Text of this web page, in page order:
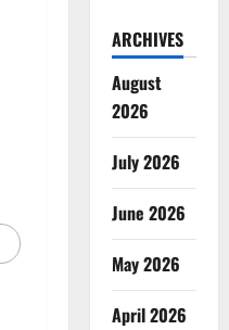
ARCHIVES
August
2026
July 2026
June 2026
May 2026
April 2026